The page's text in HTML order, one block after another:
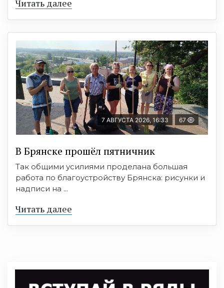
Читать далее
7 АВГУСТА 2026, 16:33 67
В Брянске прошёл пятничник
Так общими усилиями проделана большая
работа по благоустройству Брянска: рисунки и
надписи на ...
Читать далее